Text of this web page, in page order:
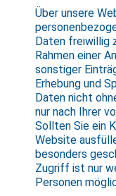
Über unsere
Daten freiwillig
Rahmen einer
sonstiger
Erhebung und
Daten nicht
nur nach Ihrer
Sollten Sie ein
Website
besonders
Zugriff ist nur
Personen